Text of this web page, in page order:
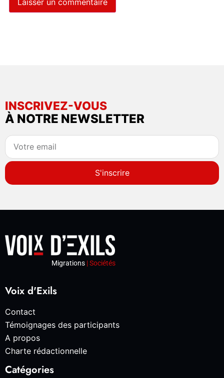
INSCRIVEZ-VOUS
À NOTRE NEWSLETTER
S'inscrire
Migrations | Sociétés
Voix d'Exils
Contact
Témoignages des participants
A propos
Charte rédactionnelle
Catégories